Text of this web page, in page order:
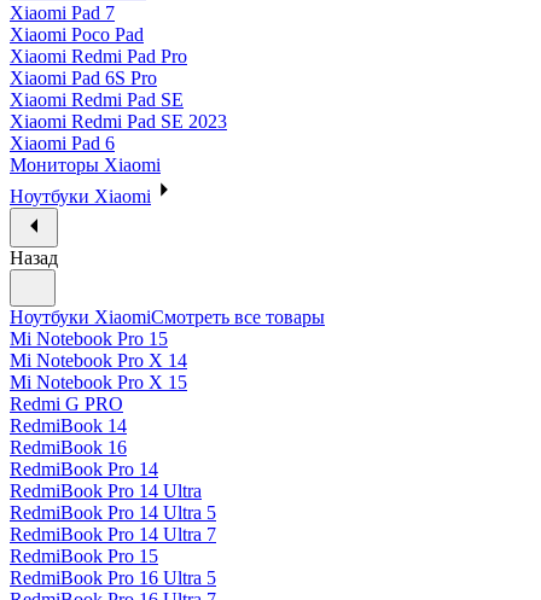
Xiaomi Pad 7
Xiaomi Poco Pad
Xiaomi Redmi Pad Pro
Xiaomi Pad 6S Pro
Xiaomi Redmi Pad SE
Xiaomi Redmi Pad SE 2023
Xiaomi Pad 6
Мониторы Xiaomi
Ноутбуки Xiaomi
Назад
Ноутбуки XiaomiСмотреть все товары
Mi Notebook Pro 15
Mi Notebook Pro X 14
Mi Notebook Pro X 15
Redmi G PRO
RedmiBook 14
RedmiBook 16
RedmiBook Pro 14
RedmiBook Pro 14 Ultra
RedmiBook Pro 14 Ultra 5
RedmiBook Pro 14 Ultra 7
RedmiBook Pro 15
RedmiBook Pro 16 Ultra 5